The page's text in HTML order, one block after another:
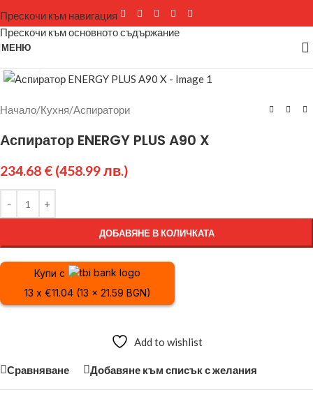
Прескочи към навигация
Прескочи към основното съдържание
МЕНЮ
Начало/Кухня/Аспиратори
Аспиратор ENERGY PLUS A90 X
234.68 € (458.99 лв.)
ДОБАВЯНЕ В КОЛИЧКАТА
Купи с
13 x €11.04 (13 x 21.59 BGN)
Add to wishlist
Сравняване Добавяне към списък с желания